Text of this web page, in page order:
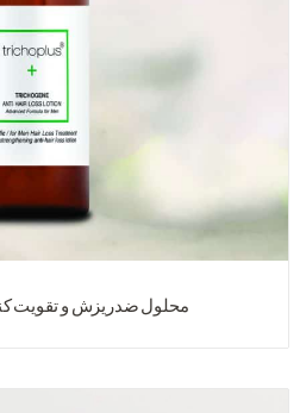
محلول ضدریزش و تقویت